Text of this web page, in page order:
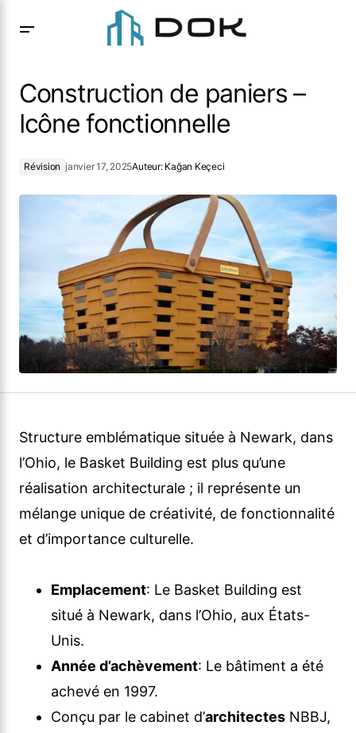
Construction de paniers –
Icône fonctionnelle
Révision janvier 17, 2025Auteur: Kağan Keçeci
Structure emblématique située à Newark, dans
l’Ohio, le Basket Building est plus qu’une
réalisation architecturale ; il représente un
mélange unique de créativité, de fonctionnalité
et d’importance culturelle.
Emplacement: Le Basket Building est
situé à Newark, dans l’Ohio, aux États-
Unis.
Année d’achèvement: Le bâtiment a été
achevé en 1997.
Conçu par le cabinet d’architectes NBBJ,